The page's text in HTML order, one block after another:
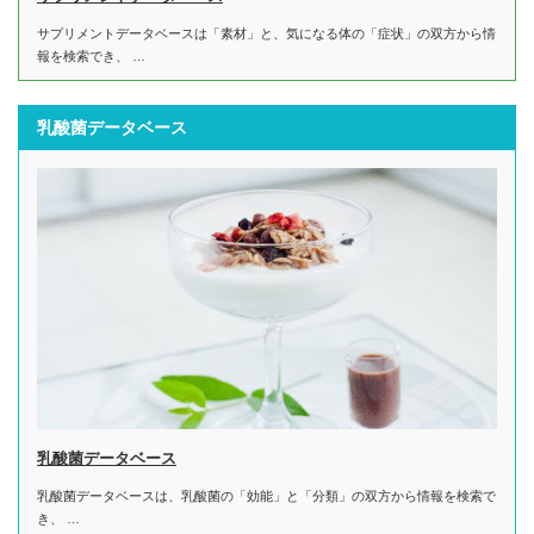
サプリメントデータベースは「素材」と、気になる体の「症状」の双方から情
報を検索でき、 …
乳酸菌データベース
乳酸菌データベース
乳酸菌データベースは、乳酸菌の「効能」と「分類」の双方から情報を検索で
き、 …